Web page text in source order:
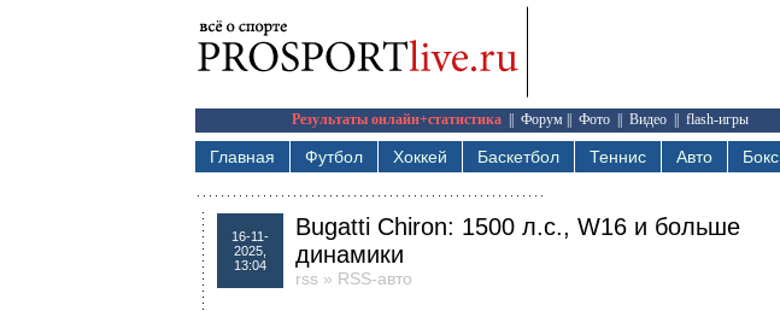
Результаты онлайн+статистика Форум Фото Видео flash-игры
Главная Футбол Хоккей Баскетбол Теннис Авто Бокс
16-11-
2025,
13:04
Bugatti Chiron: 1500 л.с., W16 и больше
динамики
rss » RSS-авто